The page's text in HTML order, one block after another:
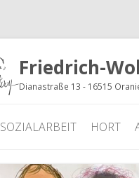
Friedrich-
Dianastraße 13 - 16515
SOZIALARBEIT HORT